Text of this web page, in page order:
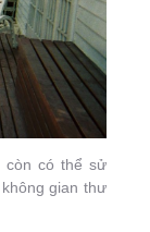
còn có thể sử
gian thư